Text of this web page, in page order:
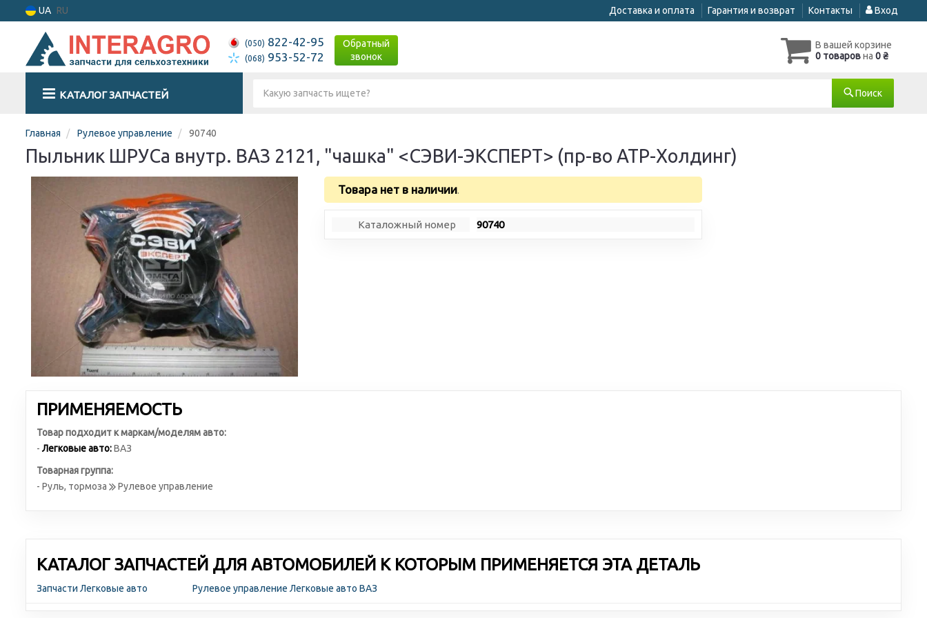
UA RU Доставка и оплата Гарантия и возврат Контакты Вход
(050) 822-42-95
(068) 953-52-72
Обратный
звонок
В вашей корзине
0 товаровна 0 ₴
КАТАЛОГ ЗАПЧАСТЕЙ Поиск
Главная Рулевое управление 90740
Пыльник ШРУСа внутр. ВАЗ 2121, "чашка" <СЭВИ-ЭКСПЕРТ> (пр-во АТР-Холдинг)
Товара нет в наличии.
Каталожный номер 90740
ПРИМЕНЯЕМОСТЬ
Товар подходит к маркам/моделям авто:
-Легковые авто:ВАЗ
Товарная группа:
- Руль, тормоза
Рулевое управление
КАТАЛОГ ЗАПЧАСТЕЙ ДЛЯ АВТОМОБИЛЕЙ К КОТОРЫМ ПРИМЕНЯЕТСЯ ЭТА ДЕТАЛЬ
Запчасти Легковые авто Рулевое управление Легковые авто ВАЗ